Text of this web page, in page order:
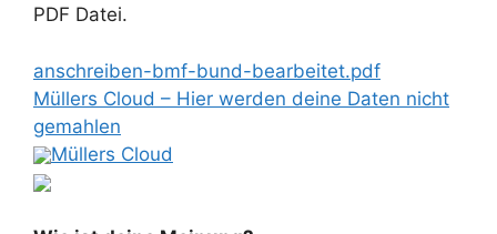
PDF Datei.
anschreiben-bmf-bund-bearbeitet.pdf
Müllers Cloud – Hier werden deine Daten nicht
gemahlen
Müllers Cloud